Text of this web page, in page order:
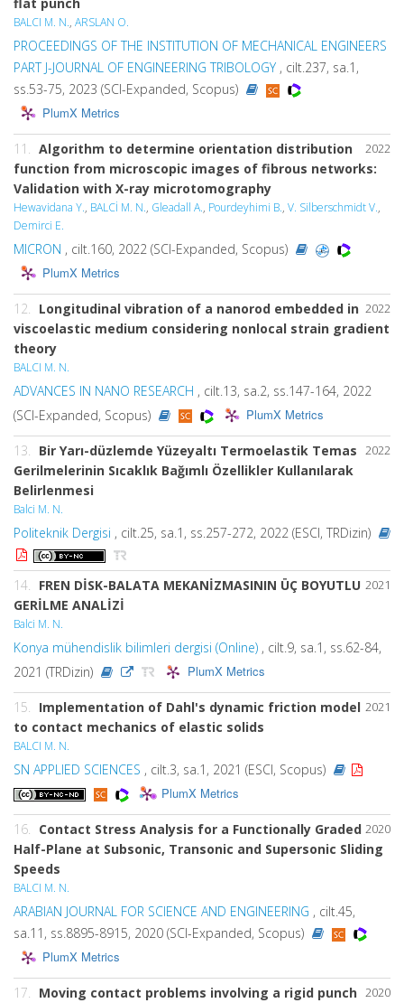
BALCI M. N., ARSLAN O.
PROCEEDINGS OF THE INSTITUTION OF MECHANICAL ENGINEERS
PART J-JOURNAL OF ENGINEERING TRIBOLOGY , cilt.237, sa.1,
ss.53-75, 2023 (SCI-Expanded, Scopus)
PlumX Metrics
2022
11.
Algorithm to determine orientation distribution
function from microscopic images of fibrous networks:
Validation with X-ray microtomography
Hewavidana Y., BALCİ M. N., Gleadall A., Pourdeyhimi B., V. Silberschmidt V.,
Demirci E.
MICRON , cilt.160, 2022 (SCI-Expanded, Scopus)
PlumX Metrics
2022
12.
Longitudinal vibration of a nanorod embedded in
viscoelastic medium considering nonlocal strain gradient
theory
BALCI M. N.
ADVANCES IN NANO RESEARCH , cilt.13, sa.2, ss.147-164, 2022
(SCI-Expanded, Scopus)
PlumX Metrics
2022
13.
Bir Yarı-düzlemde Yüzeyaltı Termoelastik Temas
Gerilmelerinin Sıcaklık Bağımlı Özellikler Kullanılarak
Belirlenmesi
Balci M. N.
Politeknik Dergisi , cilt.25, sa.1, ss.257-272, 2022 (ESCI, TRDizin)
2021
14.
FREN DİSK-BALATA MEKANİZMASININ ÜÇ BOYUTLU
GERİLME ANALİZİ
Balci M. N.
Konya mühendislik bilimleri dergisi (Online) , cilt.9, sa.1, ss.62-84,
2021 (TRDizin)
PlumX Metrics
2021
15.
Implementation of Dahl's dynamic friction model
to contact mechanics of elastic solids
BALCI M. N.
SN APPLIED SCIENCES , cilt.3, sa.1, 2021 (ESCI, Scopus)
PlumX Metrics
2020
16.
Contact Stress Analysis for a Functionally Graded
Half-Plane at Subsonic, Transonic and Supersonic Sliding
Speeds
BALCI M. N.
ARABIAN JOURNAL FOR SCIENCE AND ENGINEERING , cilt.45,
sa.11, ss.8895-8915, 2020 (SCI-Expanded, Scopus)
PlumX Metrics
2020
17. Moving contact problems involving a rigid punch